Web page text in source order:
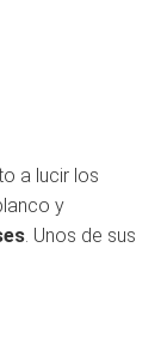
a lucir los
y
. Unos de sus